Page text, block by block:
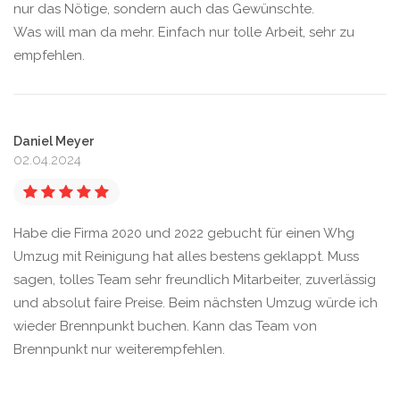
nur das Nötige, sondern auch das Gewünschte.
Was will man da mehr. Einfach nur tolle Arbeit, sehr zu
empfehlen.
Daniel Meyer
02.04.2024
Habe die Firma 2020 und 2022 gebucht für einen Whg
Umzug mit Reinigung hat alles bestens geklappt. Muss
sagen, tolles Team sehr freundlich Mitarbeiter, zuverlässig
und absolut faire Preise. Beim nächsten Umzug würde ich
wieder Brennpunkt buchen. Kann das Team von
Brennpunkt nur weiterempfehlen.